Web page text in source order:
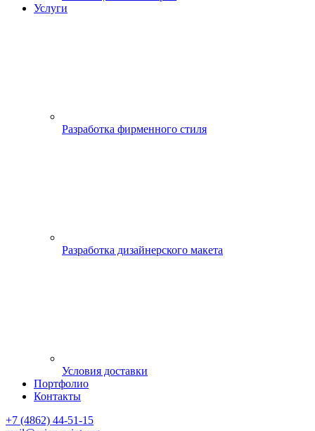
Услуги
Разработка фирменного стиля
Разработка дизайнерского макета
Условия доставки
Портфолио
Контакты
+7 (4862) 44-51-15